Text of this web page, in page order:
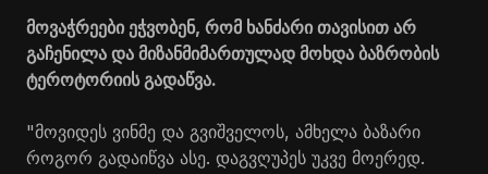
მოვაჭრეები ეჭვობენ, რომ ხანძარი თავისით არ
გაჩენილა და მიზანმიმართულად მოხდა ბაზრობის
ტეროტორიის გადაწვა.
"მოვიდეს ვინმე და გვიშველოს, ამხელა ბაზარი
როგორ გადაიწვა ასე. დაგვღუპეს უკვე მოერედ.